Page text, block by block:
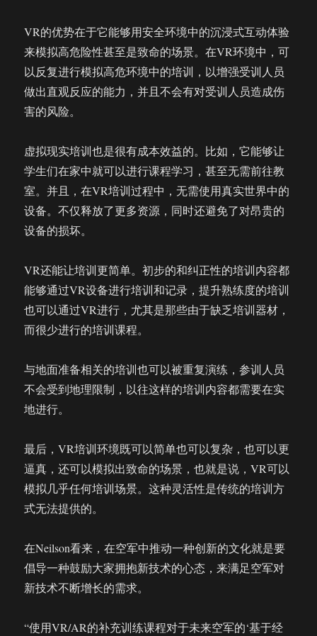
VR的优势在于它能够用安全环境中的沉浸式互动体验
来模拟高危险性甚至是致命的场景。在VR环境中，可
以反复进行模拟高危环境中的培训，以增强受训人员
做出直观反应的能力，并且不会有对受训人员造成伤
害的风险。
虚拟现实培训也是很有成本效益的。比如，它能够让
学生们在家中就可以进行课程学习，甚至无需前往教
室。并且，在VR培训过程中，无需使用真实世界中的
设备。不仅释放了更多资源，同时还避免了对昂贵的
设备的损坏。
VR还能让培训更简单。初步的和纠正性的培训内容都
能够通过VR设备进行培训和记录，提升熟练度的培训
也可以通过VR进行，尤其是那些由于缺乏培训器材，
而很少进行的培训课程。
与地面准备相关的培训也可以被重复演练，参训人员
不会受到地理限制，以往这样的培训内容都需要在实
地进行。
最后，VR培训环境既可以简单也可以复杂，也可以更
逼真，还可以模拟出致命的场景，也就是说，VR可以
模拟几乎任何培训场景。这种灵活性是传统的培训方
式无法提供的。
在Neilson看来，在空军中推动一种创新的文化就是要
倡导一种鼓励大家拥抱新技术的心态，来满足空军对
新技术不断增长的需求。
“使用VR/AR的补充训练课程对于未来空军的‘基于经